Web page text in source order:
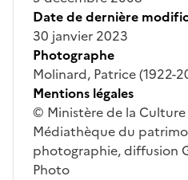
Date de dernière
30 janvier 2023
Photographe
Molinard, Patrice (1922-
Mentions légales
© Ministère de la Culture
Médiathèque du
photographie, diffusion
Photo